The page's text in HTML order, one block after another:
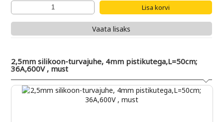
Vaata lisaks
2,5mm silikoon-turvajuhe, 4mm pistikutega,L=50cm;
36A,600V , must